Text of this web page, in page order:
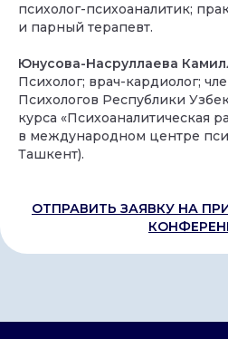
психолог-психоаналитик;
и парный терапевт.
Юнусова-Насруллаева
Психолог; врач-кардиолог;
Психологов Республики
курса «Психоаналитическая
в международном центре
Ташкент).
ОТПРАВИТЬ ЗАЯВКУ НА